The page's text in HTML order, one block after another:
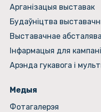
Арганізацыя выставак
Будаўніцтва
Выставачнае
Інфармацыя для
Арэнда гукавога і
Медыя
Фотагалерэя